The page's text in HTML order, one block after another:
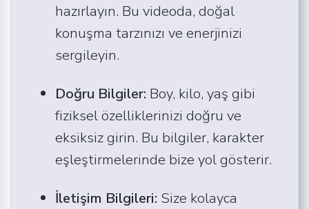
hazırlayın. Bu videoda, doğal
konuşma tarzınızı ve enerjinizi
sergileyin.
Doğru Bilgiler: Boy, kilo, yaş gibi
fiziksel özelliklerinizi doğru ve
eksiksiz girin. Bu bilgiler, karakter
eşleştirmelerinde bize yol gösterir.
İletişim Bilgileri: Size kolayca